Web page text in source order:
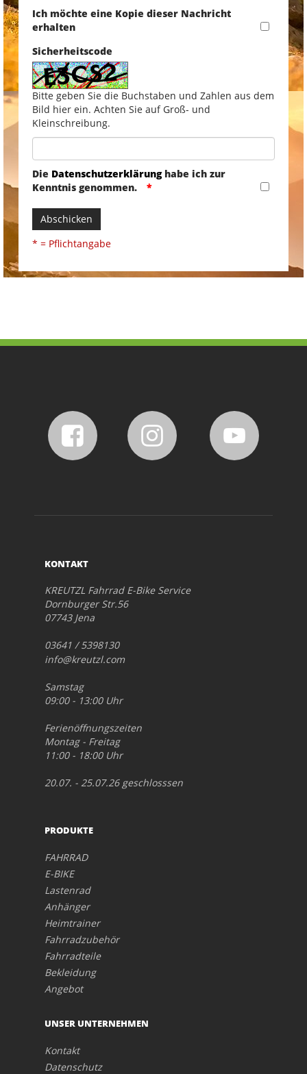
Ich möchte eine Kopie dieser Nachricht
erhalten
Sicherheitscode
Bitte geben Sie die Buchstaben und Zahlen aus dem
Bild hier ein. Achten Sie auf Groß- und
Kleinschreibung.
Die Datenschutzerklärunghabe ich zur
Kenntnis genommen.
Abschicken
* = Pflichtangabe
KONTAKT
KREUTZL Fahrrad E-Bike Service
Dornburger Str.56
07743 Jena
03641 / 5398130
info@kreutzl.com
Samstag
09:00 - 13:00 Uhr
Ferienöffnungszeiten
Montag - Freitag
11:00 - 18:00 Uhr
20.07. - 25.07.26 geschlosssen
PRODUKTE
FAHRRAD
E-BIKE
Lastenrad
Anhänger
Heimtrainer
Fahrradzubehör
Fahrradteile
Bekleidung
Angebot
UNSER UNTERNEHMEN
Kontakt
Datenschutz